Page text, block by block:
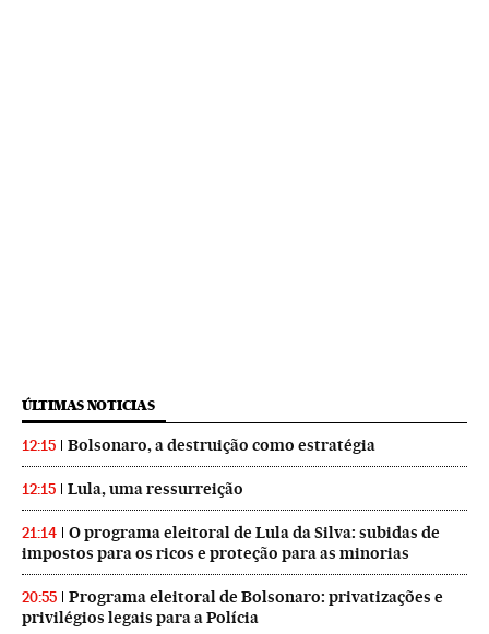
ÚLTIMAS NOTICIAS
12:15 Bolsonaro, a destruição como estratégia
12:15 Lula, uma ressurreição
21:14
O programa eleitoral de Lula da Silva: subidas de
impostos para os ricos e proteção para as minorias
20:55
Programa eleitoral de Bolsonaro: privatizações e
privilégios legais para a Polícia